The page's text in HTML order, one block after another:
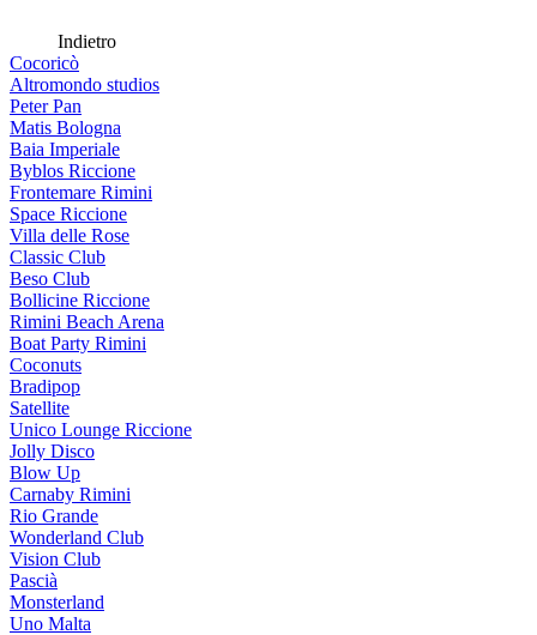
Indietro
Cocoricò
Altromondo studios
Peter Pan
Matis Bologna
Baia Imperiale
Byblos Riccione
Frontemare Rimini
Space Riccione
Villa delle Rose
Classic Club
Beso Club
Bollicine Riccione
Rimini Beach Arena
Boat Party Rimini
Coconuts
Bradipop
Satellite
Unico Lounge Riccione
Jolly Disco
Blow Up
Carnaby Rimini
Rio Grande
Wonderland Club
Vision Club
Pascià
Monsterland
Uno Malta